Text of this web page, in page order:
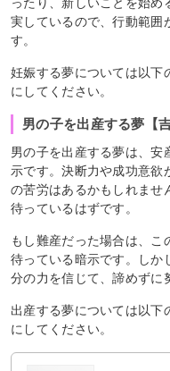
ったり、新しいことを始め
実しているので、行動範囲
す。
妊娠する夢については以下
にしてください。
男の子を出産する夢【
男の子を出産する夢は、安
示です。決断力や成功意欲
の苦労はあるかもしれませ
待っているはずです。
もし難産だった場合は、こ
待っている暗示です。しか
分の力を信じて、諦めずに
出産する夢については以下
にしてください。